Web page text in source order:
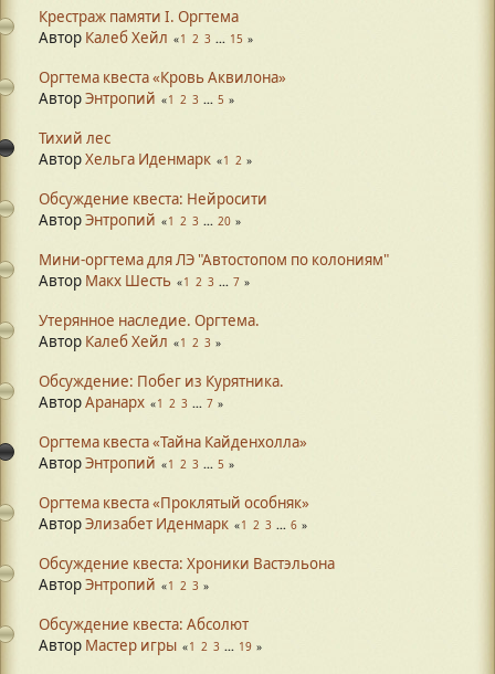
Крестраж памяти I. Оргтема
Автор Калеб Хейл 1 2 3 ... 15
Оргтема квеста «Кровь Аквилона»
АвторЭнтропий 1 2 3 ... 5
Тихий лес
АвторХельга Иденмарк 1 2
Обсуждение квеста: Нейросити
АвторЭнтропий 1 2 3 ... 20
Мини-оргтема для ЛЭ "Автостопом по колониям"
Автор Макх Шесть 1 2 3 ... 7
Утерянное наследие. Оргтема.
Автор Калеб Хейл 1 2 3
Обсуждение: Побег из Курятника.
АвторАранарх 1 2 3 ... 7
Оргтема квеста «Тайна Кайденхолла»
АвторЭнтропий 1 2 3 ... 5
Оргтема квеста «Проклятый особняк»
АвторЭлизабет Иденмарк 1 2 3 ... 6
Обсуждение квеста: Хроники Вастэльона
АвторЭнтропий 1 2 3
Обсуждение квеста: Абсолют
Автор Мастер игры 1 2 3 ... 19